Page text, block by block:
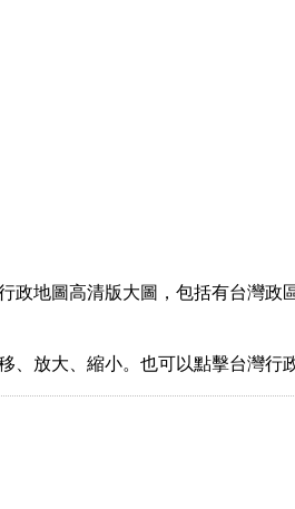
政地圖高清版大圖，包括有台灣
、放大、縮小。也可以點擊台灣行